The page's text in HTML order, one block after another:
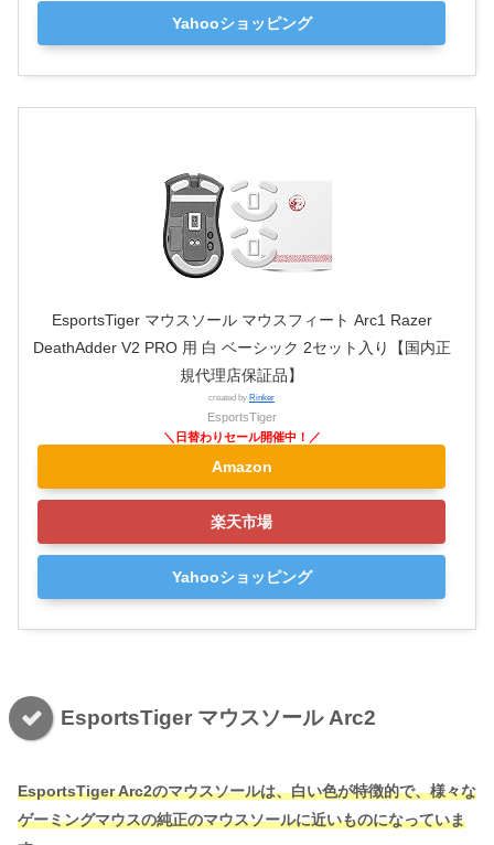
Yahooショッピング
EsportsTiger マウスソール マウスフィート Arc1 Razer
DeathAdder V2 PRO 用 白 ベーシック 2セット入り【国内正
規代理店保証品】
created by Rinker
EsportsTiger
Amazon
楽天市場
Yahooショッピング
EsportsTiger マウスソール Arc2
EsportsTiger Arc2のマウスソールは、白い色が特徴的で、様々な
ゲーミングマウスの純正のマウスソールに近いものになっていま